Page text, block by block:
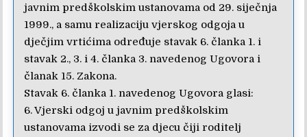
javnim predškolskim ustanovama od 29. siječnja
1999., a samu realizaciju vjerskog odgoja u
dječjim vrtićima određuje stavak 6. članka 1. i
stavak 2., 3. i 4. članka 3. navedenog Ugovora i
članak 15. Zakona.
Stavak 6. članka 1. navedenog Ugovora glasi:
6. Vjerski odgoj u javnim predškolskim
ustanovama izvodi se za djecu čiji roditelj